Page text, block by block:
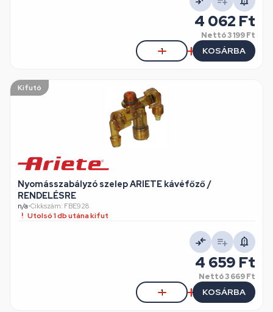
4 062 Ft
Nettó3 199 Ft
KOSÁRBA
Kifutó
Nyomásszabályzó szelep ARIETE kávéfőző /
RENDELÉSRE
n/a•Cikkszám: FBE928
Utolsó 1 db utána kifut
4 659 Ft
Nettó3 669 Ft
KOSÁRBA